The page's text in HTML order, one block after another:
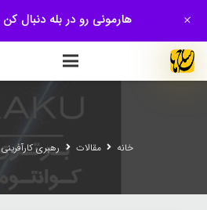
خانه مقالات رهبری کارآفرینی
هارمونی رو در بله دنبال کن +